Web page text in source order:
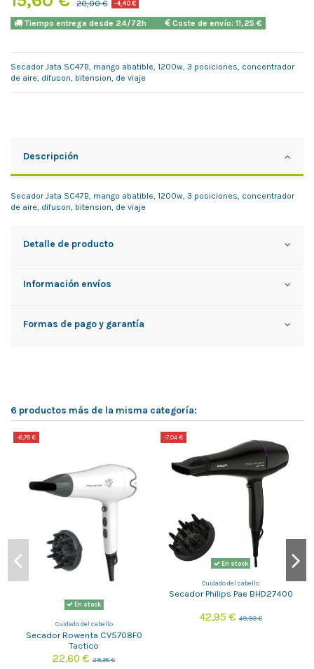
20,00 € -4,40 €
Tiempo entrega desde 24/72h Coste de envío: 11,25 €
Secador Jata SC47B, mango abatible, 1200w, 3 posiciones, concentrador
de aire, difuson, bitension, de viaje
Descripción
Secador Jata SC47B, mango abatible, 1200w, 3 posiciones, concentrador
de aire, difuson, bitension, de viaje
Detalle de producto
Información envíos
Formas de pago y garantía
6 productos más de la misma categoría:
-6,78 €
En stock
Cuidado del cabello
Secador Rowenta CV5708F0
Tactico
22,60 €29,38 €
-7,04 €
En stock
Cuidado del cabello
Secador Philips Pae BHD27400
42,95 €49,99 €